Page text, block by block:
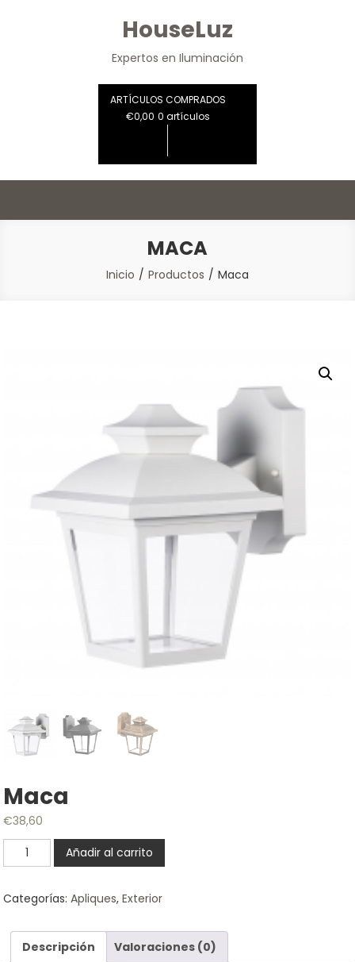
HouseLuz
Expertos en Iluminación
ARTÍCULOS COMPRADOS
€0,00 0 artículos
MACA
Inicio Productos Maca
Maca
€38,60
Maca
cantidad
Añadir al carrito
Categorías:Apliques,Exterior
Descripción Valoraciones (0)